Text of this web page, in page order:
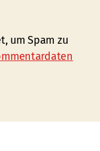
um Spam zu